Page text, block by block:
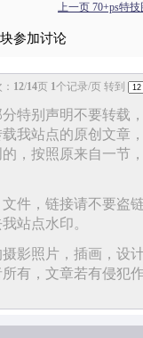
上一页 70+ps特
参加讨论
12/14页 1个记录/页 转到
分特别声明不要转载
我站点的原创文章
，按照原来自一节
文件，链接请不要盗
站点水印。
摄影照片，插画，设
有，文章若有侵犯